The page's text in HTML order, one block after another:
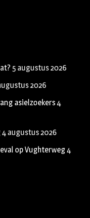
5 augustus 2026
2026
asielzoekers4
4 augustus 2026
op Vughterweg4